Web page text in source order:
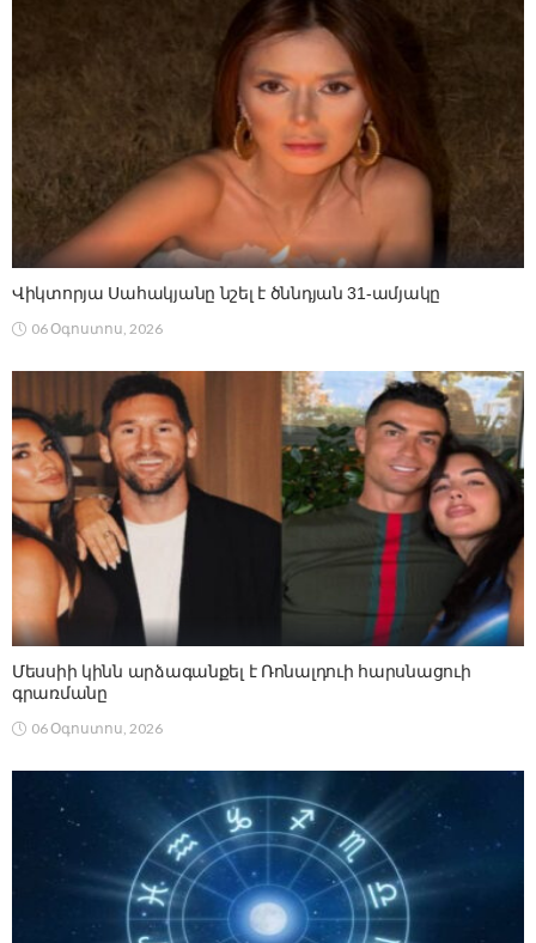
Վիկտորյա Սահակյանը նշել է ծննդյան 31-ամյակը
06 Օգոստոս, 2026
Մեսսիի կինն արձագանքել է Ռոնալդուի հարսնացուի
գրառմանը
06 Օգոստոս, 2026